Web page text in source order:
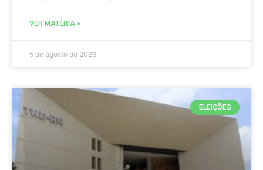
VER MATÉRIA »
5 de agosto de 2026
ELEIÇÕES